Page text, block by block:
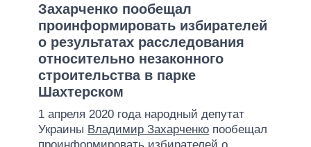
Захарченко пообещал
проинформировать избирателей
о результатах расследования
относительно незаконного
строительства в парке
Шахтерском
1 апреля 2020 года народный депутат
Украины Владимир Захарченко пообещал